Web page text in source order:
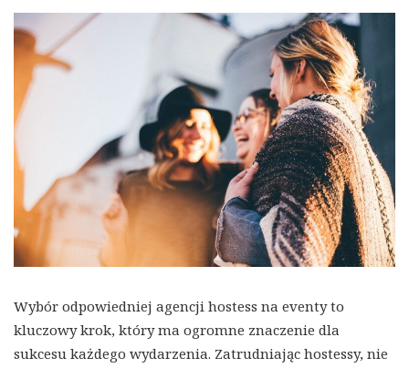
Wybór odpowiedniej agencji hostess na eventy to
kluczowy krok, który ma ogromne znaczenie dla
sukcesu każdego wydarzenia. Zatrudniając hostessy, nie